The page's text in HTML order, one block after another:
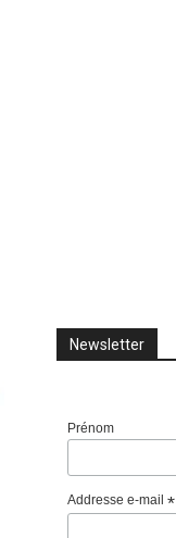
Newsletter
Prénom
Addresse e-mail *